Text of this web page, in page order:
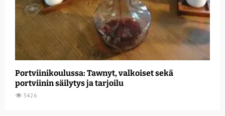
Portviinikoulussa: Tawnyt, valkoiset sekä
portviinin säilytys ja tarjoilu
3426